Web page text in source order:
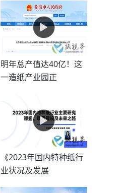
明年总产值达40亿！这
一造纸产业园正
《2023年国内特种纸行
业状况及发展